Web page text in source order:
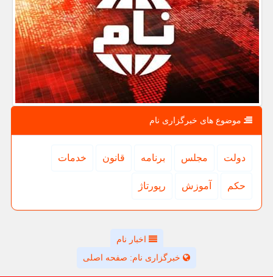
موضوع های خبرگزاری نام
دولت مجلس برنامه قانون خدمات
حكم آموزش رپورتاژ
اخبار نام
خبرگزاری نام: صفحه اصلی